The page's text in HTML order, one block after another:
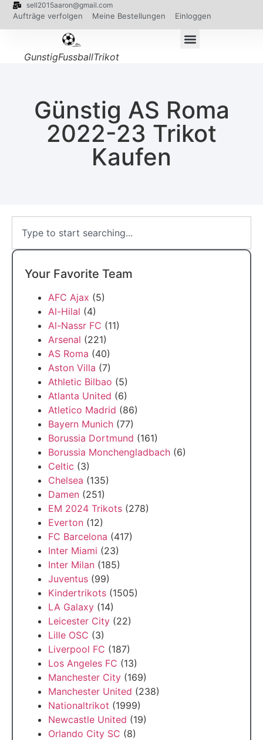
sell2015aaron@gmail.com
Aufträge verfolgen Meine Bestellungen Einloggen
GunstigFussballTrikot
Günstig AS Roma
2022-23 Trikot
Kaufen
Your Favorite Team
AFC Ajax (5)
Al-Hilal (4)
Al-Nassr FC (11)
Arsenal (221)
AS Roma (40)
Aston Villa (7)
Athletic Bilbao (5)
Atlanta United (6)
Atletico Madrid (86)
Bayern Munich (77)
Borussia Dortmund (161)
Borussia Monchengladbach (6)
Celtic (3)
Chelsea (135)
Damen (251)
EM 2024 Trikots (278)
Everton (12)
FC Barcelona (417)
Inter Miami (23)
Inter Milan (185)
Juventus (99)
Kindertrikots (1505)
LA Galaxy (14)
Leicester City (22)
Lille OSC (3)
Liverpool FC (187)
Los Angeles FC (13)
Manchester City (169)
Manchester United (238)
Nationaltrikot (1999)
Newcastle United (19)
Orlando City SC (8)